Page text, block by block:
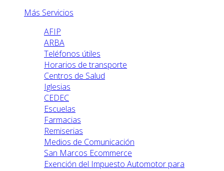
Más Servicios
AFIP
ARBA
Teléfonos útiles
Horarios de transporte
Centros de Salud
Iglesias
CEDEC
Escuelas
Farmacias
Remiserias
Medios de Comunicación
San Marcos Ecommerce
Exención del Impuesto Automotor para